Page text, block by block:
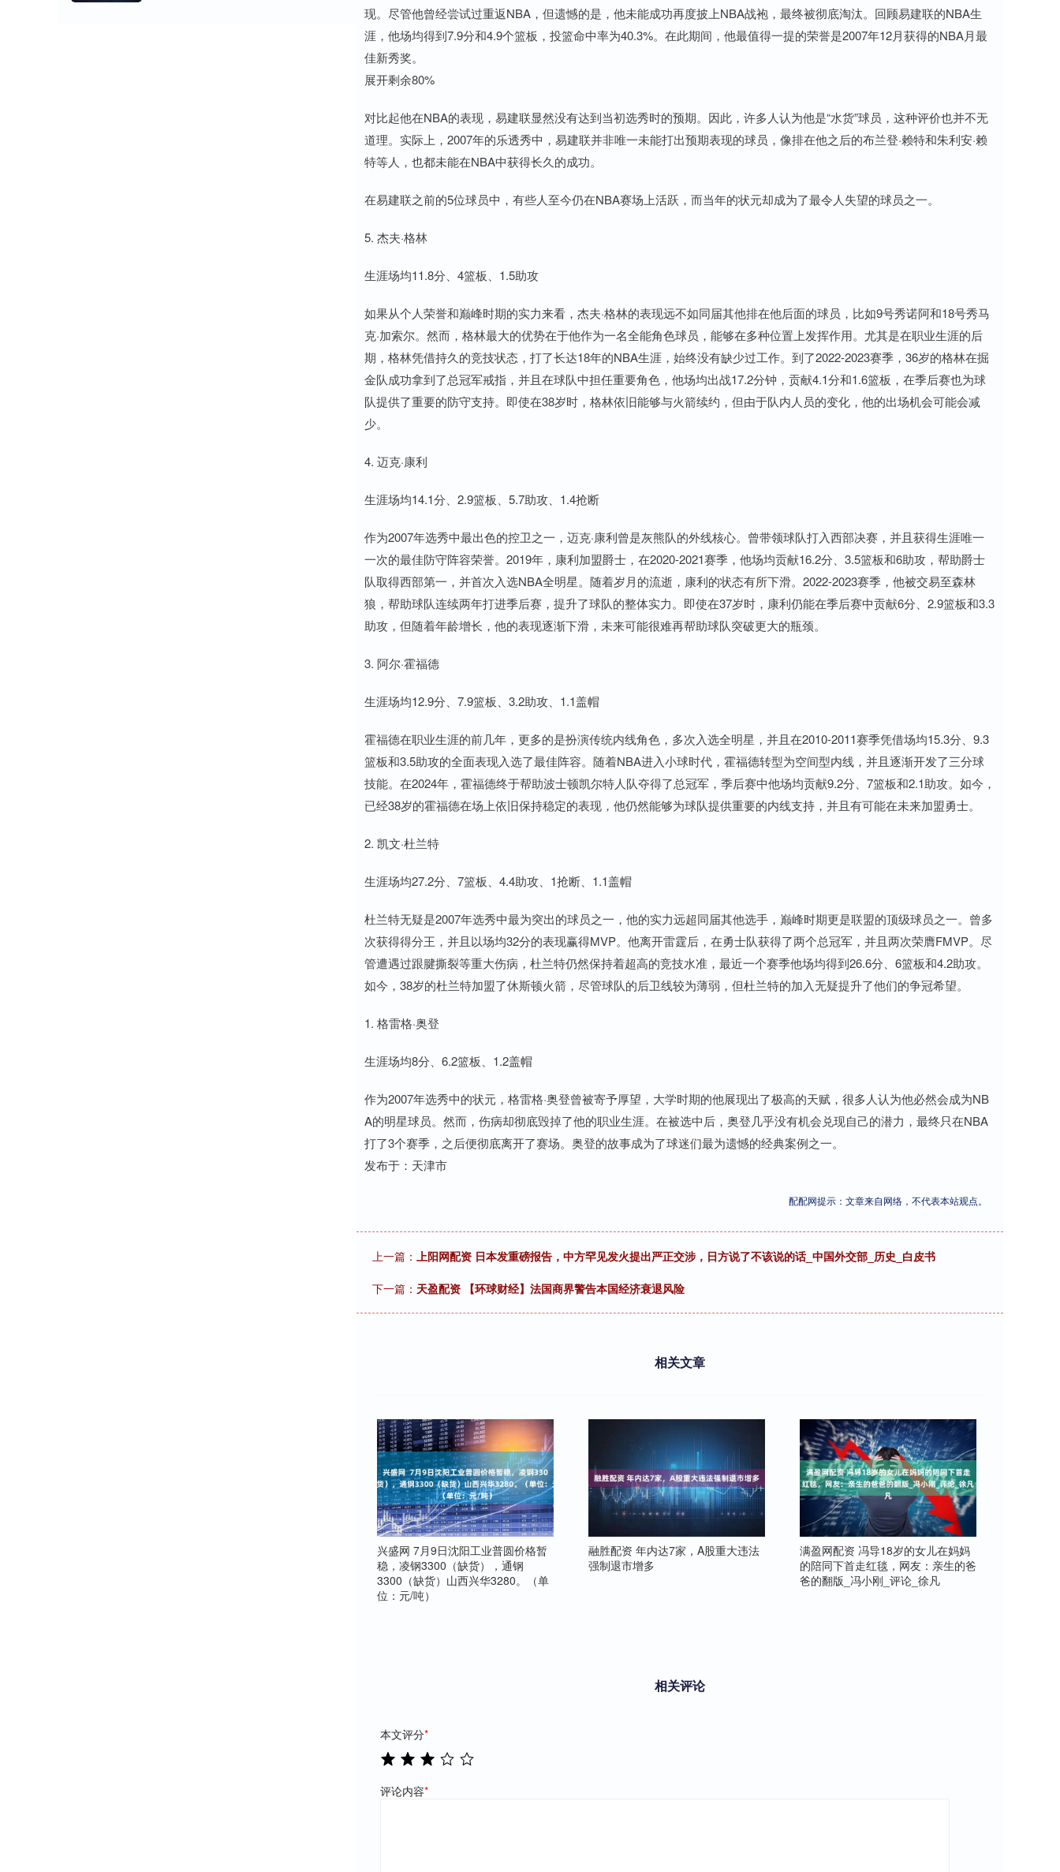
现。尽管他曾经尝试过重返NBA，但遗憾的是，他未能成功再度披上NBA战袍，最终被彻底淘汰。回顾易建联的NBA生
涯，他场均得到7.9分和4.9个篮板，投篮命中率为40.3%。在此期间，他最值得一提的荣誉是2007年12月获得的NBA月最
佳新秀奖。
展开剩余80%
对比起他在NBA的表现，易建联显然没有达到当初选秀时的预期。因此，许多人认为他是“水货”球员，这种评价也并不无
道理。实际上，2007年的乐透秀中，易建联并非唯一未能打出预期表现的球员，像排在他之后的布兰登·赖特和朱利安·赖
特等人，也都未能在NBA中获得长久的成功。
在易建联之前的5位球员中，有些人至今仍在NBA赛场上活跃，而当年的状元却成为了最令人失望的球员之一。
5. 杰夫·格林
生涯场均11.8分、4篮板、1.5助攻
如果从个人荣誉和巅峰时期的实力来看，杰夫·格林的表现远不如同届其他排在他后面的球员，比如9号秀诺阿和18号秀马
克·加索尔。然而，格林最大的优势在于他作为一名全能角色球员，能够在多种位置上发挥作用。尤其是在职业生涯的后
期，格林凭借持久的竞技状态，打了长达18年的NBA生涯，始终没有缺少过工作。到了2022-2023赛季，36岁的格林在掘
金队成功拿到了总冠军戒指，并且在球队中担任重要角色，他场均出战17.2分钟，贡献4.1分和1.6篮板，在季后赛也为球
队提供了重要的防守支持。即使在38岁时，格林依旧能够与火箭续约，但由于队内人员的变化，他的出场机会可能会减
少。
4. 迈克·康利
生涯场均14.1分、2.9篮板、5.7助攻、1.4抢断
作为2007年选秀中最出色的控卫之一，迈克·康利曾是灰熊队的外线核心。曾带领球队打入西部决赛，并且获得生涯唯一
一次的最佳防守阵容荣誉。2019年，康利加盟爵士，在2020-2021赛季，他场均贡献16.2分、3.5篮板和6助攻，帮助爵士
队取得西部第一，并首次入选NBA全明星。随着岁月的流逝，康利的状态有所下滑。2022-2023赛季，他被交易至森林
狼，帮助球队连续两年打进季后赛，提升了球队的整体实力。即使在37岁时，康利仍能在季后赛中贡献6分、2.9篮板和3.3
助攻，但随着年龄增长，他的表现逐渐下滑，未来可能很难再帮助球队突破更大的瓶颈。
3. 阿尔·霍福德
生涯场均12.9分、7.9篮板、3.2助攻、1.1盖帽
霍福德在职业生涯的前几年，更多的是扮演传统内线角色，多次入选全明星，并且在2010-2011赛季凭借场均15.3分、9.3
篮板和3.5助攻的全面表现入选了最佳阵容。随着NBA进入小球时代，霍福德转型为空间型内线，并且逐渐开发了三分球
技能。在2024年，霍福德终于帮助波士顿凯尔特人队夺得了总冠军，季后赛中他场均贡献9.2分、7篮板和2.1助攻。如今，
已经38岁的霍福德在场上依旧保持稳定的表现，他仍然能够为球队提供重要的内线支持，并且有可能在未来加盟勇士。
2. 凯文·杜兰特
生涯场均27.2分、7篮板、4.4助攻、1抢断、1.1盖帽
杜兰特无疑是2007年选秀中最为突出的球员之一，他的实力远超同届其他选手，巅峰时期更是联盟的顶级球员之一。曾多
次获得得分王，并且以场均32分的表现赢得MVP。他离开雷霆后，在勇士队获得了两个总冠军，并且两次荣膺FMVP。尽
管遭遇过跟腱撕裂等重大伤病，杜兰特仍然保持着超高的竞技水准，最近一个赛季他场均得到26.6分、6篮板和4.2助攻。
如今，38岁的杜兰特加盟了休斯顿火箭，尽管球队的后卫线较为薄弱，但杜兰特的加入无疑提升了他们的争冠希望。
1. 格雷格·奥登
生涯场均8分、6.2篮板、1.2盖帽
作为2007年选秀中的状元，格雷格·奥登曾被寄予厚望，大学时期的他展现出了极高的天赋，很多人认为他必然会成为NB
A的明星球员。然而，伤病却彻底毁掉了他的职业生涯。在被选中后，奥登几乎没有机会兑现自己的潜力，最终只在NBA
打了3个赛季，之后便彻底离开了赛场。奥登的故事成为了球迷们最为遗憾的经典案例之一。
发布于：天津市
配配网提示：文章来自网络，不代表本站观点。
上一篇： 上阳网配资 日本发重磅报告，中方罕见发火提出严正交涉，日方说了不该说的话_中国外交部_历史_白皮书
下一篇： 天盈配资 【环球财经】法国商界警告本国经济衰退风险
相关文章
兴盛网 7月9日沈阳工业普圆价格暂
稳，凌钢3300（缺货），通钢
3300（缺货）山西兴华3280。（单
位：元/吨）
融胜配资 年内达7家，A股重大违法
强制退市增多
满盈网配资 冯导18岁的女儿在妈妈
的陪同下首走红毯，网友：亲生的爸
爸的翻版_冯小刚_评论_徐凡
相关评论
本文评分*
评论内容*